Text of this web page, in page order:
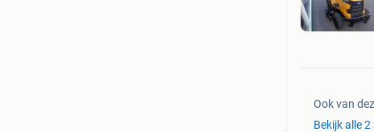
Ook van
Bekijk alle